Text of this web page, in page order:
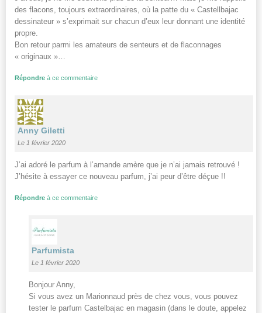
des flacons, toujours extraordinaires, où la patte du « Castellbajac
dessinateur » s’exprimait sur chacun d’eux leur donnant une identité
propre.
Bon retour parmi les amateurs de senteurs et de flaconnages
« originaux »…
Répondre à ce commentaire
Anny Giletti
Le 1 février 2020
J’ai adoré le parfum à l’amande amère que je n’ai jamais retrouvé !
J’hésite à essayer ce nouveau parfum, j’ai peur d’être déçue !!
Répondre à ce commentaire
Parfumista
Le 1 février 2020
Bonjour Anny,
Si vous avez un Marionnaud près de chez vous, vous pouvez
tester le parfum Castelbajac en magasin (dans le doute, appelez